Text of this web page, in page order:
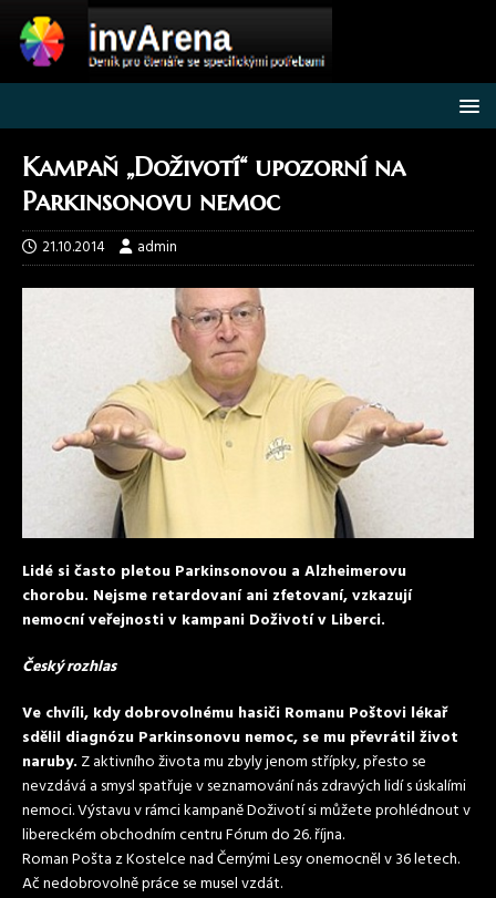
Kampaň „Doživotí“ upozorní na
Parkinsonovu nemoc
21.10.2014 admin
Lidé si často pletou Parkinsonovou a Alzheimerovu
chorobu. Nejsme retardovaní ani zfetovaní, vzkazují
nemocní veřejnosti v kampani Doživotí v Liberci.
Český rozhlas
Ve chvíli, kdy dobrovolnému hasiči Romanu Poštovi lékař
sdělil diagnózu Parkinsonovu nemoc, se mu převrátil život
naruby. Z aktivního života mu zbyly jenom střípky, přesto se
nevzdává a smysl spatřuje v seznamování nás zdravých lidí s úskalími
nemoci. Výstavu v rámci kampaně Doživotí si můžete prohlédnout v
libereckém obchodním centru Fórum do 26. října.
Roman Pošta z Kostelce nad Černými Lesy onemocněl v 36 letech.
Ač nedobrovolně práce se musel vzdát.